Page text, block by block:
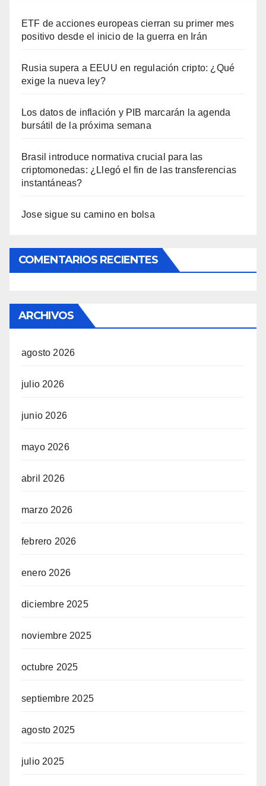
ETF de acciones europeas cierran su primer mes
positivo desde el inicio de la guerra en Irán
Rusia supera a EEUU en regulación cripto: ¿Qué
exige la nueva ley?
Los datos de inflación y PIB marcarán la agenda
bursátil de la próxima semana
Brasil introduce normativa crucial para las
criptomonedas: ¿Llegó el fin de las transferencias
instantáneas?
Jose sigue su camino en bolsa
COMENTARIOS RECIENTES
ARCHIVOS
agosto 2026
julio 2026
junio 2026
mayo 2026
abril 2026
marzo 2026
febrero 2026
enero 2026
diciembre 2025
noviembre 2025
octubre 2025
septiembre 2025
agosto 2025
julio 2025